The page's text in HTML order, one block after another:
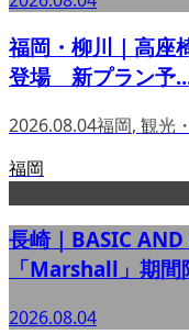
福岡・柳川｜高座
登場 新プラン予
2026.08.04福岡, 観光
福岡
長崎｜BASIC
「Marshall」期
2026.08.04